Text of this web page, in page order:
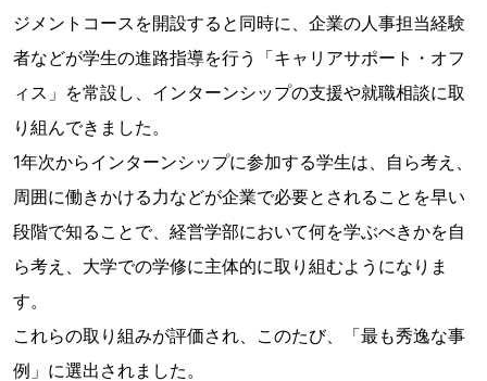
ジメントコースを開設すると同時に、企業の人事担当経験
者などが学生の進路指導を行う「キャリアサポート・オフ
ィス」を常設し、インターンシップの支援や就職相談に取
り組んできました。
1年次からインターンシップに参加する学生は、自ら考え、
周囲に働きかける力などが企業で必要とされることを早い
段階で知ることで、経営学部において何を学ぶべきかを自
ら考え、大学での学修に主体的に取り組むようになりま
す。
これらの取り組みが評価され、このたび、「最も秀逸な事
例」に選出されました。